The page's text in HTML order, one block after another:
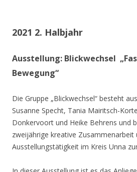
2021 2. Halbjahr
Ausstellung: Blickwechsel
Bewegung“
Die Gruppe „Blickwechsel“ besteht
Susanne Specht, Tania Mairitsch-
Donkervoort und Heike Behrens und
zweijährige kreative Zusammenarbeit
Ausstellungstätigkeit im Kreis Unna